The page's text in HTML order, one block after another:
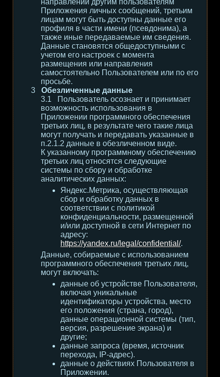
направлении другим пользователям
Приложения личных сообщений, третьим
лицам могут быть доступны данные его
профиля в части имени (псевдонима), а
также иные передаваемые им сведения.
Данные становятся общедоступными с
учетом его настроек с момента
размещения или направления
самостоятельно Пользователем или по его
просьбе.
Обезличенные данные
Пользователь осознает и принимает
возможность использования в
Приложении программного обеспечения
третьих лиц, в результате чего такие лица
могут получать и передавать указанные в
п.2.1.2 данные в обезличенном виде.
К указанному программному обеспечению
третьих лиц относятся следующие
системы по сбору и обработке
аналитических данных:
Яндекс.Метрика, осуществляющая
сбор и обработку данных в
соответствии с политикой
конфиденциальности, размещенной
и/или доступной в сети Интернет по
адресу:
https://yandex.ru/legal/confidential/.
Данные, собираемые с использованием
программного обеспечения третьих лиц,
могут включать:
данные об устройстве Пользователя,
включая уникальные
идентификаторы устройства, место
его положения (страна, город),
данные операционной системы (тип,
версия, разрешение экрана) и
другие;
данные запроса (время, источник
перехода, IP-адрес).
данные о действиях Пользователя в
Приложении.